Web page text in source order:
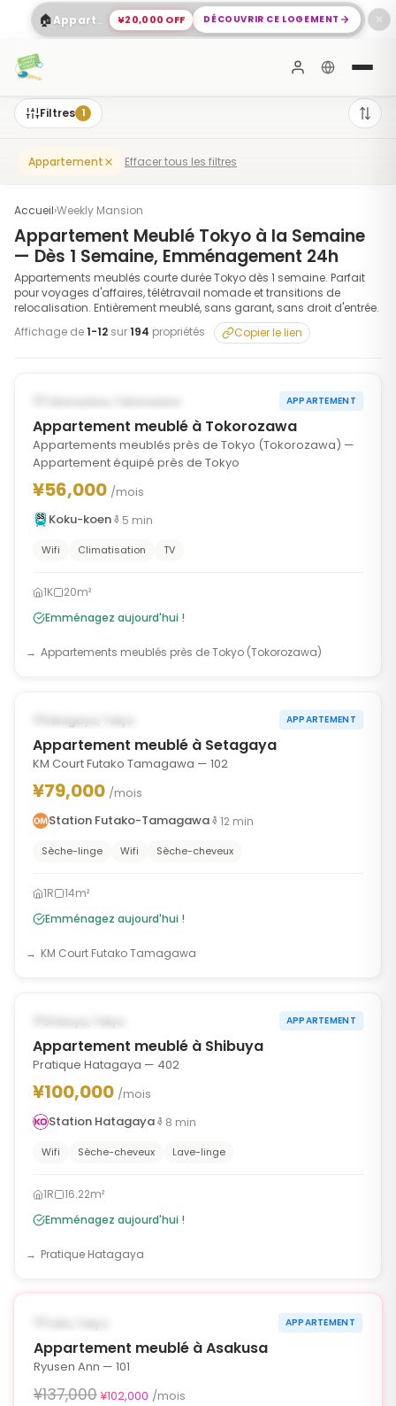
🏠 Appartement Spacieux 2 Chambres à Shinagawa ¥20,000 OFF DÉCOUVRIR CE LOGEMENT ✕
Filtres 1
Appartement Effacer tous les filtres
Accueil›Weekly Mansion
Appartement Meublé Tokyo à la Semaine
— Dès 1 Semaine, Emménagement 24h
Appartements meublés courte durée Tokyo dès 1 semaine. Parfait
pour voyages d'affaires, télétravail nomade et transitions de
relocalisation. Entièrement meublé, sans garant, sans droit d'entrée.
Affichage de1-12 sur194 propriétés Copier le lien
APPARTEMENT
Appartement meublé à Tokorozawa
Appartements meublés près de Tokyo (Tokorozawa) —
Appartement équipé près de Tokyo
¥56,000 /mois
Koku-koen
5 min
Wifi Climatisation TV
1K
20m²
Emménagez aujourd'hui !
Appartements meublés près de Tokyo (Tokorozawa)
DISPONIBLE MAINTENANT
Setagaya, Tokyo APPARTEMENT
Appartement meublé à Setagaya
KM Court Futako Tamagawa — 102
¥79,000 /mois
Station Futako-Tamagawa
12 min
Sèche-linge Wifi Sèche-cheveux
1R
14m²
Emménagez aujourd'hui !
KM Court Futako Tamagawa
Shibuya, Tokyo APPARTEMENT
Appartement meublé à Shibuya
Pratique Hatagaya — 402
¥100,000 /mois
Station Hatagaya
8 min
Wifi Sèche-cheveux Lave-linge
1R
16.22m²
Emménagez aujourd'hui !
Pratique Hatagaya
‹ ›
APPARTEMENT
Appartement meublé à Asakusa
Ryusen Ann — 101
¥137,000 ¥102,000 /mois